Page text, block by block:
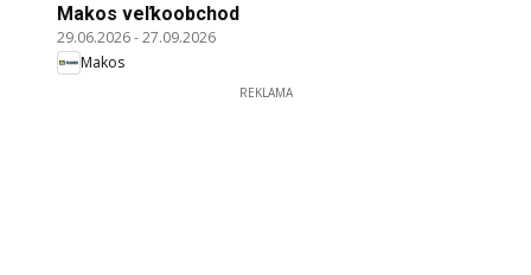
Makos veľkoobchod
29.06.2026-27.09.2026
Makos
REKLAMA